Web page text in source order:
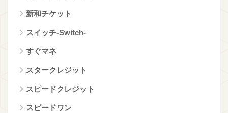
新和チケット
スイッチ‐Switch‐
すぐマネ
スタークレジット
スピードクレジット
スピードワン